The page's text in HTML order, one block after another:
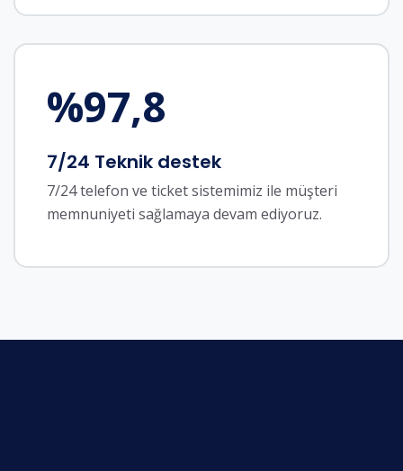
%97,8
7/24 Teknik destek
7/24 telefon ve ticket sistemimiz ile müşteri
memnuniyeti sağlamaya devam ediyoruz.